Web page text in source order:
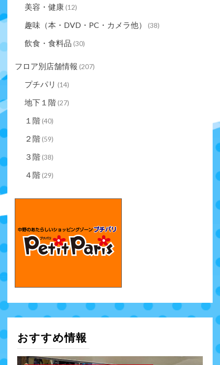
美容・健康(12)
趣味（本・DVD・PC・カメラ他） (38)
飲食・食料品 (30)
フロア別店舗情報 (207)
プチパリ (14)
地下１階(27)
１階(40)
２階(59)
３階(38)
４階(29)
おすすめ情報